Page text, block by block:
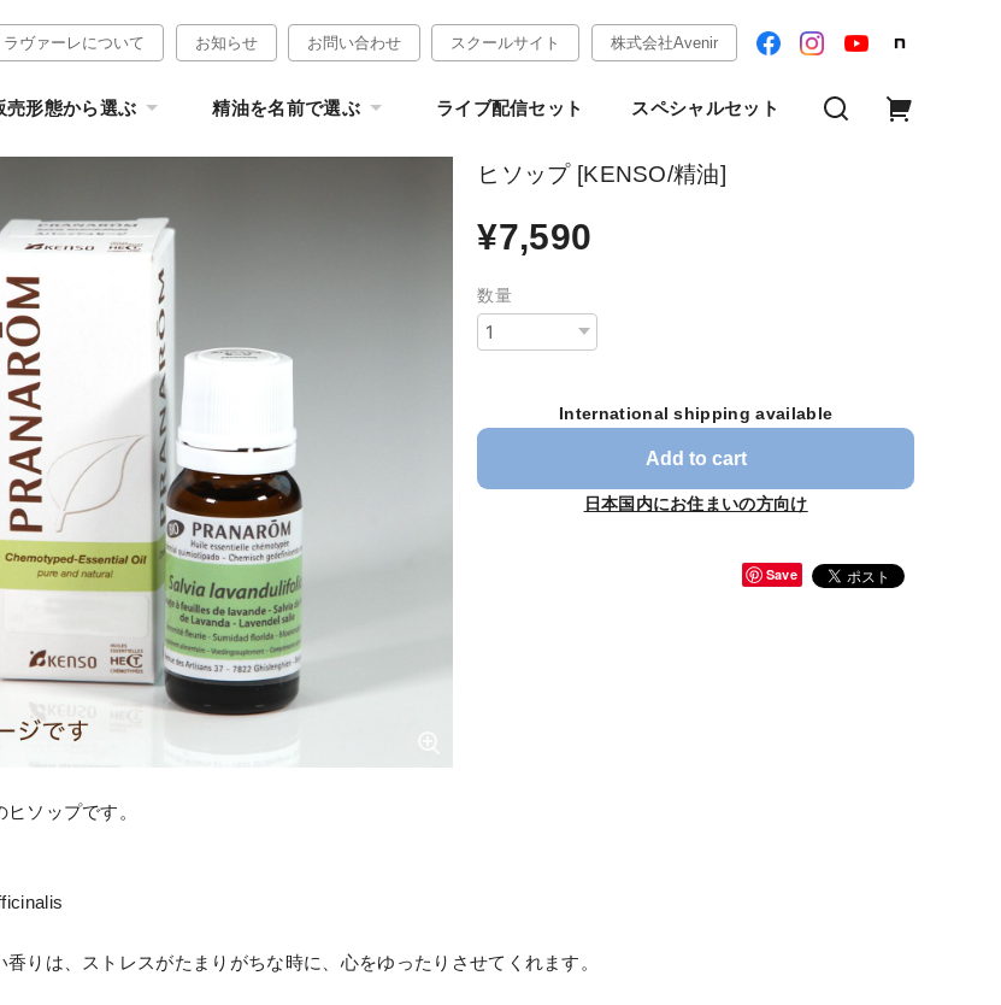
ラヴァーレについて お知らせ お問い合わせ スクールサイト 株式会社Avenir
売形態から選ぶ 精油を名前で選ぶ ライブ配信セット スペシャルセット
ヒソップ [KENSO/精油]
¥7,590
数量
International shipping available
Add to cart
日本国内にお住まいの方向け
Save
ソップです。
りは、ストレスがたまりがちな時に、心をゆったりさせてくれます。